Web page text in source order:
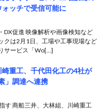
ッチで受信可能に
DX促進 映像解析や画像検知など
クは2月1日、工場や工事現場など
サービス「Wo[…]
重工、千代田化工の4社が
」調達へ連携
す 商船三井、大林組、川崎重工